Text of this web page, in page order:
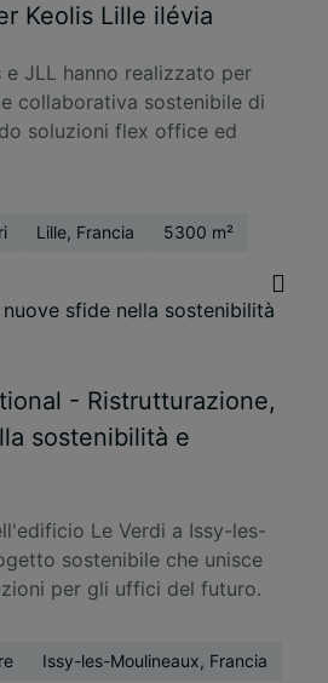
Keolis Lille ilévia
JLL hanno realizzato per
collaborativa sostenibile di
soluzioni flex office ed
Lille, Francia 5300 m²
- Ristrutturazione,
sostenibilità e
Le Verdi a Issy-les-
sostenibile che unisce
per gli uffici del futuro.
Issy-les-Moulineaux, Francia